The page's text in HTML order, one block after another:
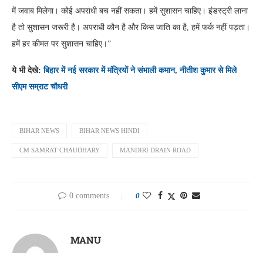
में जवाब मिलेगा। कोई अपराधी बच नहीं सकता। हमें सुशासन चाहिए। इंडस्ट्री लाना
है तो सुशासन जरूरी है। अपराधी कौन है और किस जाति का है, हमें फर्क नहीं पड़ता।
हमें हर कीमत पर सुशासन चाहिए।”
ये भी देखे:बिहार में नई सरकार में मंत्रियों ने संभाली कमान, नीतीश कुमार से मिले
सीएम सम्राट चौधरी
BIHAR NEWS BIHAR NEWS HINDI
CM SAMRAT CHAUDHARY MANDIRI DRAIN ROAD
0 comments 0
MANU